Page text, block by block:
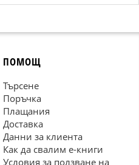
ПОМОЩ
Търсене
Поръчка
Плащания
Доставка
Данни за клиента
Как да свалим е-книги
Условия за ползване на